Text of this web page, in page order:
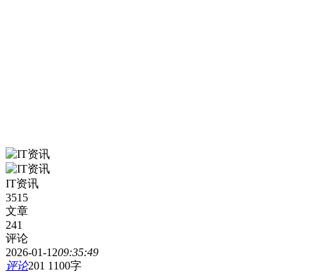
IT资讯
3515
文章
241
评论
2026-01-1209:35:49
评论201 1100字